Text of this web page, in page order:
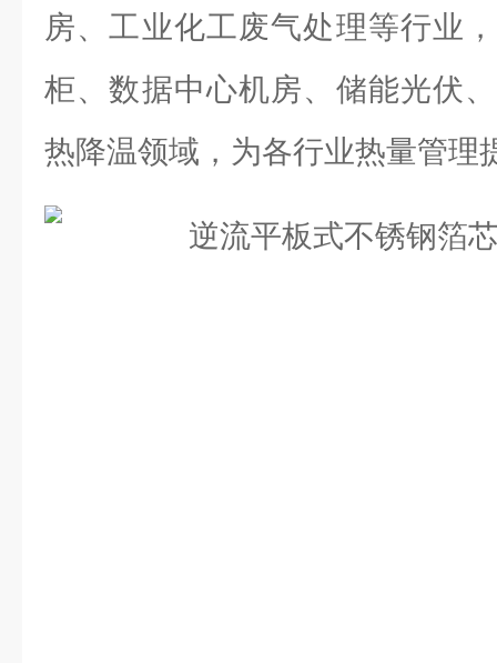
房、工业化工废气处理等行业
柜、数据中心机房、储能光伏
热降温领域，为各行业热量管理